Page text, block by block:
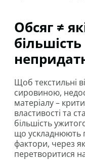
Обсяг ≠
Щоб текстильні
сировиною,
матеріалу –
властивості та
більшість
що ускладнюють
фактори, через
перетворитися